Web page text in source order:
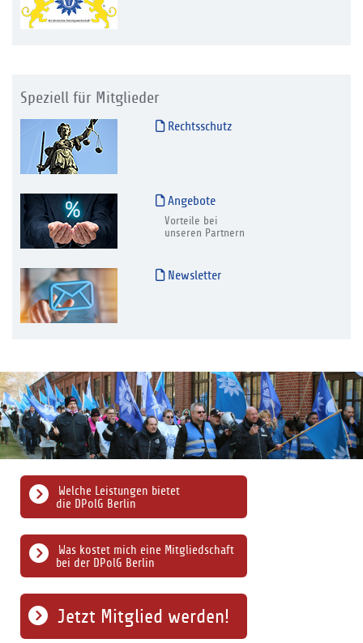
Speziell für Mitglieder
Rechtsschutz
Angebote
Vorteile bei
unseren Partnern
Newsletter
Was kostet mich eine Mitgliedschaft
bei der DPolG Berlin
Welche Leistungen bietet
die DPolG Berlin
Jetzt Mitglied werden!